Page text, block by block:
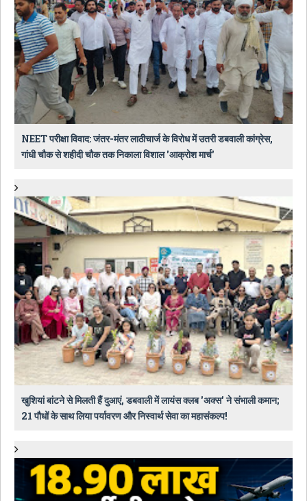
NEET परीक्षा विवाद: जंतर-मंतर लाठीचार्ज के विरोध में उतरी डबवाली कांग्रेस,
गांधी चौक से शहीदी चौक तक निकाला विशाल 'आक्रोश मार्च'
खुशियां बांटने से मिलती हैं दुआएं, डबवाली में लायंस क्लब 'अक्स' ने संभाली कमान;
21 पौधों के साथ लिया पर्यावरण और निस्वार्थ सेवा का महासंकल्प!